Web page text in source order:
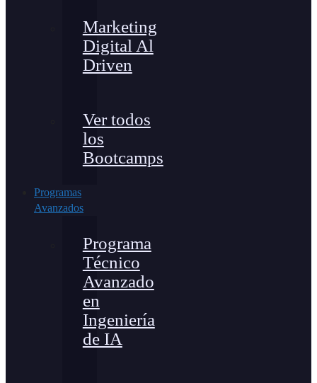
Marketing
Digital Al
Driven
Ver todos
los
Bootcamps
Programas
Avanzados
Programa
Técnico
Avanzado
en
Ingeniería
de IA